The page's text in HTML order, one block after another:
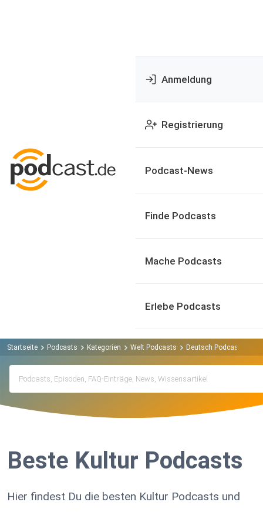
Anmeldung
Registrierung
Podcast-News
Finde Podcasts
Mache Podcasts
Erlebe Podcasts
Startseite Podcasts Kategorien Welt Podcasts Deutsch Podcasts
Beste Kultur Podcasts
Hier findest Du die besten Kultur Podcasts und